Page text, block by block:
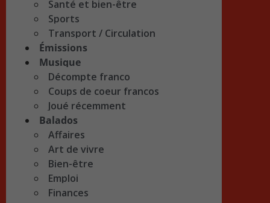
Santé et bien-être
Sports
Transport / Circulation
Émissions
Musique
Décompte franco
Coups de coeur francos
Joué récemment
Balados
Affaires
Art de vivre
Bien-être
Emploi
Finances